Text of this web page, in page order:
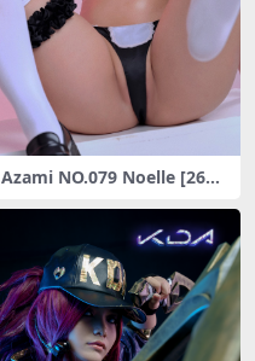
Azami NO.079 Noelle [26P-